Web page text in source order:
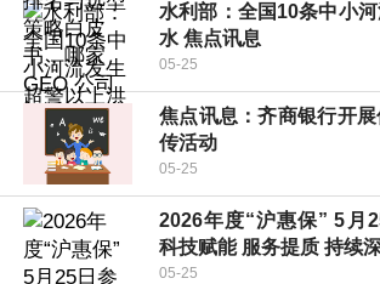
水利部：全国10条中小
水 焦点讯息
05-25
焦点讯息：齐商银行开
传活动
05-25
2026年度“沪惠保” 5月
科技赋能 服务提质 持续
05-25